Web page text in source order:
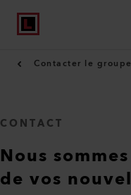
Contacter le
CONTACT
Nous
de vos